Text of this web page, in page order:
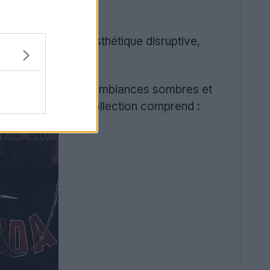
présente une esthétique disruptive,
mêlant des ambiances sombres et
dévoilées, la collection comprend :